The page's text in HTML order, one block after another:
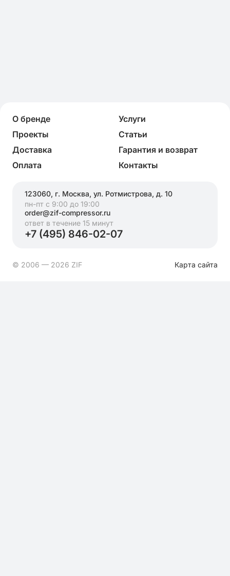
О бренде
Услуги
Проекты
Статьи
Доставка
Гарантия и возврат
Оплата
Контакты
123060, г. Москва, ул. Ротмистрова, д. 10
пн-пт с 9:00 до 19:00
order@zif-compressor.ru
ответ в течение 15 минут
+7 (495) 846-02-07
© 2006 — 2026 ZIF Карта сайта